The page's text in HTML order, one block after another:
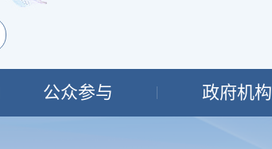
公众参与 政府机构